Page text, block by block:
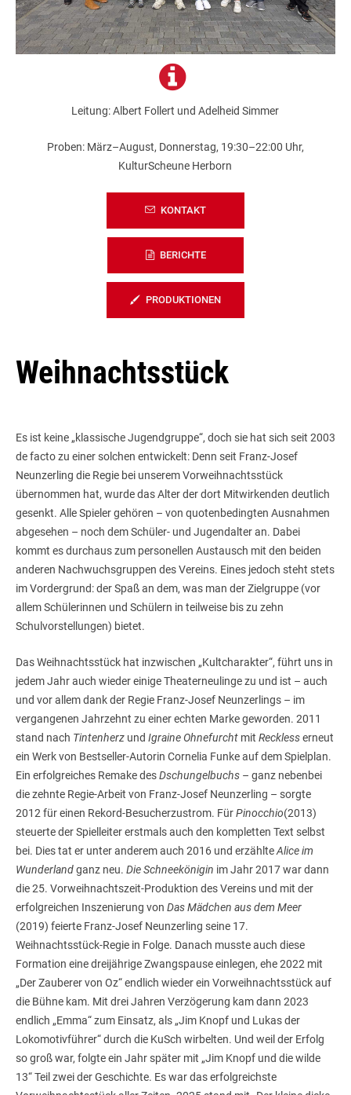
Leitung: Albert Follert und Adelheid Simmer
Proben: März–August, Donnerstag, 19:30–22:00 Uhr,
KulturScheune Herborn
KONTAKT
BERICHTE
PRODUKTIONEN
Weihnachtsstück
Es ist keine „klassische Jugendgruppe“, doch sie hat sich seit 2003
de facto zu einer solchen entwickelt: Denn seit Franz-Josef
Neunzerling die Regie bei unserem Vorweihnachtsstück
übernommen hat, wurde das Alter der dort Mitwirkenden deutlich
gesenkt. Alle Spieler gehören – von quotenbedingten Ausnahmen
abgesehen – noch dem Schüler- und Jugendalter an. Dabei
kommt es durchaus zum personellen Austausch mit den beiden
anderen Nachwuchsgruppen des Vereins. Eines jedoch steht stets
im Vordergrund: der Spaß an dem, was man der Zielgruppe (vor
allem Schülerinnen und Schülern in teilweise bis zu zehn
Schulvorstellungen) bietet.
Das Weihnachtsstück hat inzwischen „Kultcharakter“, führt uns in
jedem Jahr auch wieder einige Theaterneulinge zu und ist – auch
und vor allem dank der Regie Franz-Josef Neunzerlings – im
vergangenen Jahrzehnt zu einer echten Marke geworden. 2011
stand nach Tintenherzund Igraine Ohnefurchtmit Recklesserneut
ein Werk von Bestseller-Autorin Cornelia Funke auf dem Spielplan.
Ein erfolgreiches Remake desDschungelbuchs– ganz nebenbei
die zehnte Regie-Arbeit von Franz-Josef Neunzerling – sorgte
2012 für einen Rekord-Besucherzustrom. FürPinocchio(2013)
steuerte der Spielleiter erstmals auch den kompletten Text selbst
bei. Dies tat er unter anderem auch 2016 und erzählteAlice im
Wunderlandganz neu. Die Schneekönigin im Jahr 2017 war dann
die 25. Vorweihnachtszeit-Produktion des Vereins und mit der
erfolgreichen Inszenierung von Das Mädchen aus dem Meer
(2019) feierte Franz-Josef Neunzerling seine 17.
Weihnachtsstück-Regie in Folge. Danach musste auch diese
Formation eine dreijährige Zwangspause einlegen, ehe 2022 mit
„Der Zauberer von Oz“ endlich wieder ein Vorweihnachtsstück auf
die Bühne kam. Mit drei Jahren Verzögerung kam dann 2023
endlich „Emma“ zum Einsatz, als „Jim Knopf und Lukas der
Lokomotivführer“ durch die KuSch wirbelten. Und weil der Erfolg
so groß war, folgte ein Jahr später mit „Jim Knopf und die wilde
13“ Teil zwei der Geschichte. Es war das erfolgreichste